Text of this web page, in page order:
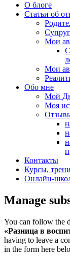
О блоге
Статьи об
Мои
Мои
Обо мне
Мой
Моя
Контакты
Курсы,
Онлайн-
Manage
You can follow the
«Разница в
having to leave a
in the form here